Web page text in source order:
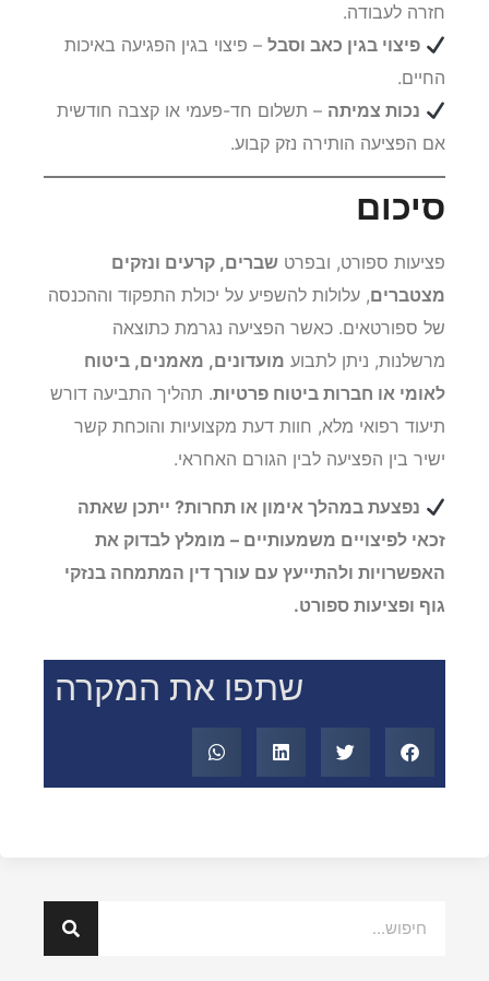
חזרה לעבודה.
פיצוי בגין כאב וסבל – פיצוי בגין הפגיעה באיכות
החיים.
נכות צמיתה – תשלום חד-פעמי או קצבה חודשית
אם הפציעה הותירה נזק קבוע.
סיכום
פציעות ספורט, ובפרט שברים, קרעים ונזקים
מצטברים, עלולות להשפיע על יכולת התפקוד וההכנסה
של ספורטאים. כאשר הפציעה נגרמת כתוצאה
מרשלנות, ניתן לתבוע מועדונים, מאמנים, ביטוח
לאומי או חברות ביטוח פרטיות. תהליך התביעה דורש
תיעוד רפואי מלא, חוות דעת מקצועיות והוכחת קשר
ישיר בין הפציעה לבין הגורם האחראי.
נפצעת במהלך אימון או תחרות? ייתכן שאתה
זכאי לפיצויים משמעותיים – מומלץ לבדוק את
האפשרויות ולהתייעץ עם עורך דין המתמחה בנזקי
גוף ופציעות ספורט.
שתפו את המקרה